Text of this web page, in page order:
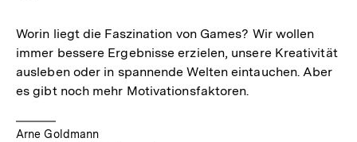
Worin liegt die Faszination von Games? Wir wollen
immer bessere Ergebnisse erzielen, unsere Kreativität
ausleben oder in spannende Welten eintauchen. Aber
es gibt noch mehr Motivationsfaktoren.
Arne Goldmann